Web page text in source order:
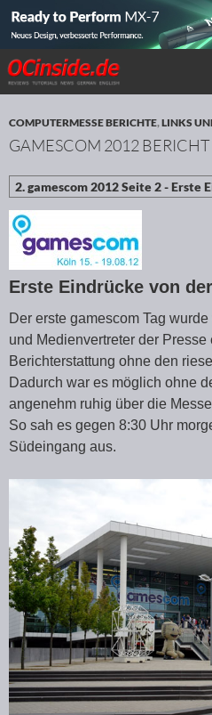
Redaktion ocinside.de PC
Suchen
ZUM INHALT SPRINGEN
COMPUTERMESSE BERICHTE,LINKS
GAMESCOM 2012 BERICHT
Erste Eindrücke von
Der erste gamescom Tag
und Medienvertreter der
Berichterstattung ohne den
Dadurch war es möglich ohne
angenehm ruhig über die
So sah es gegen 8:30 Uhr
Südeingang aus.